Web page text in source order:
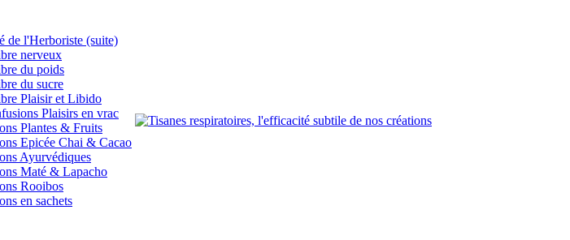
de l'Herboriste (suite)
nerveux
du poids
du sucre
Plaisir et Libido
Plaisirs en vrac
Plantes & Fruits
Epicée Chai & Cacao
Ayurvédiques
Maté & Lapacho
Rooibos
en sachets